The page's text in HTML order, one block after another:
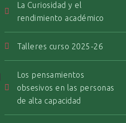
La Curiosidad y el
rendimiento académico
Talleres curso 2025-26
Los pensamientos
obsesivos en las personas
de alta capacidad